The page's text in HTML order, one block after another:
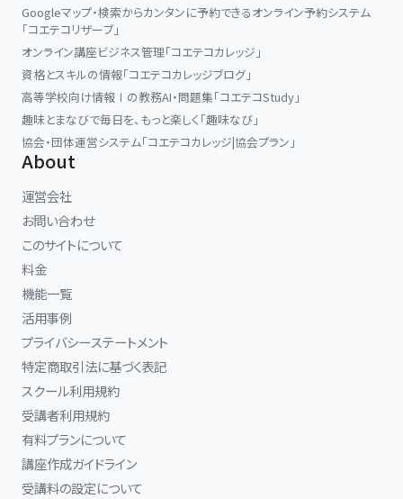
Googleマップ・検索からカンタンに予約できるオンライン予約システム
「コエテコリザーブ」
オンライン講座ビジネス管理「コエテコカレッジ」
資格とスキルの情報「コエテコカレッジブログ」
高等学校向け情報Ⅰの教務AI・問題集「コエテコStudy」
趣味とまなびで毎日を、もっと楽しく「趣味なび」
協会・団体運営システム「コエテコカレッジ|協会プラン」
About
運営会社
お問い合わせ
このサイトについて
料金
機能一覧
活用事例
プライバシーステートメント
特定商取引法に基づく表記
スクール利用規約
受講者利用規約
有料プランについて
講座作成ガイドライン
受講料の設定について